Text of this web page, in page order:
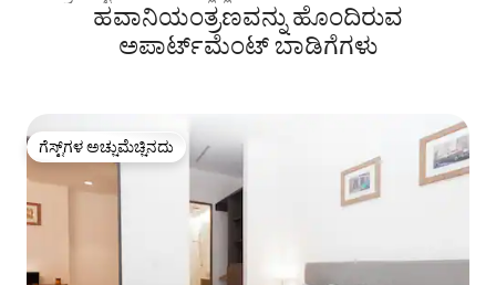
ಹವಾನಿಯಂತ್ರಣವನ್ನು ಹೊಂದಿರುವ
ಅಪಾರ್ಟ್‌ಮೆಂಟ್‌ ಬಾಡಿಗೆಗಳು
ಗೆಸ್ಟ್‌ಗಳ ಅಚ್ಚುಮೆಚ್ಚಿನದು
ಗೆಸ್ಟ್‌ಗಳ ಅಚ್ಚುಮೆಚ್ಚಿನದು